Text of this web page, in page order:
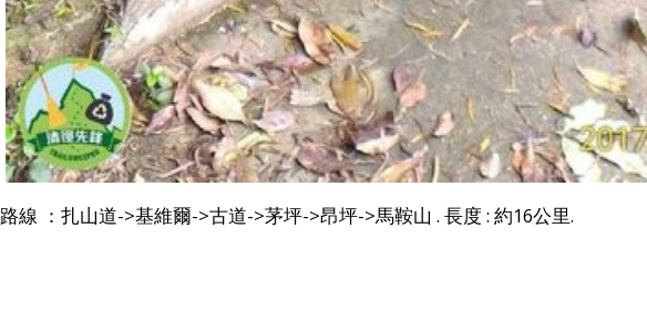
路線 ：扎山道->基維爾->古道->茅坪->昂坪->馬鞍山 . 長度 : 約16公里.